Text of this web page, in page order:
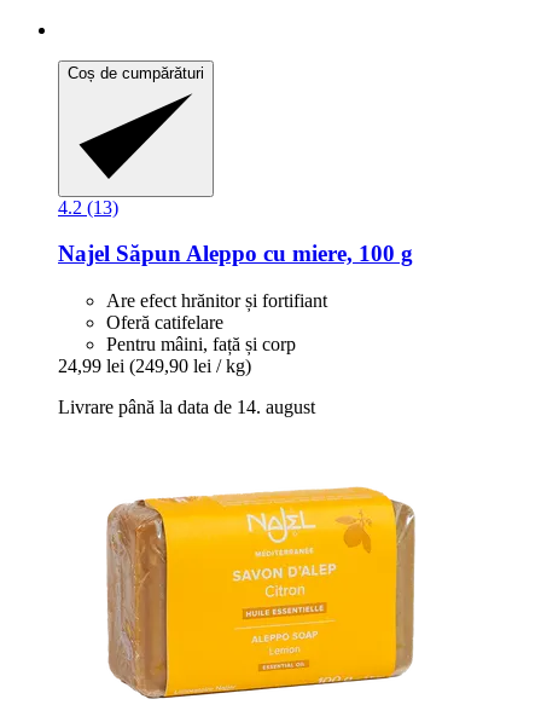
Coș de cumpărături
4.2 (13)
Najel Săpun Aleppo cu miere, 100 g
Are efect hrănitor și fortifiant
Oferă catifelare
Pentru mâini, față și corp
24,99 lei (249,90 lei / kg)
Livrare până la data de 14. august